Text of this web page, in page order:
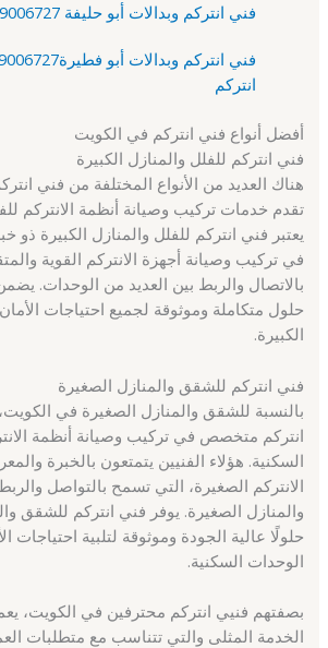
فني انتركم وبدالات أبو حليفة 69006727 – تركيب بدالات
انتركم
أفضل أنواع فني انتركم في الكويت
فني انتركم للفلل والمنازل الكبيرة
هناك العديد من الأنواع المختلفة من فني
تقدم خدمات تركيب وصيانة أنظمة الانتركم
يعتبر فني انتركم للفلل والمنازل الكبيرة ذو
في تركيب وصيانة أجهزة الانتركم القوية
بالاتصال والربط بين العديد من الوحدات. يضمن
حلول متكاملة وموثوقة لجميع احتياجات
الكبيرة.
فني انتركم للشقق والمنازل الصغيرة
بالنسبة للشقق والمنازل الصغيرة في
انتركم متخصص في تركيب وصيانة أنظمة
السكنية. هؤلاء الفنيين يتمتعون بالخبرة
الانتركم الصغيرة، التي تسمح بالتواصل
والمنازل الصغيرة. يوفر فني انتركم للشقق
حلولًا عالية الجودة وموثوقة لتلبية احتياجات
الوحدات السكنية.
بصفتهم فنيي انتركم محترفين في الكويت،
الخدمة المثلى والتي تتناسب مع متطلبات